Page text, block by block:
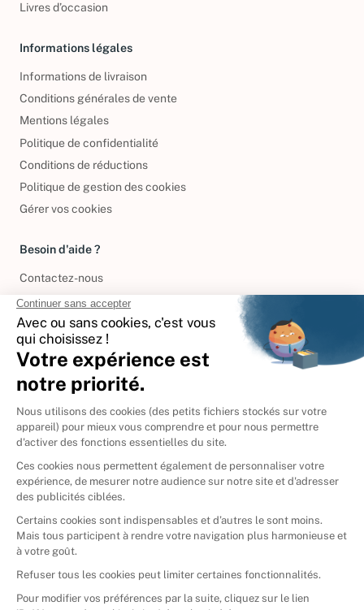
Livres d’occasion
Informations légales
Informations de livraison
Conditions générales de vente
Mentions légales
Politique de confidentialité
Conditions de réductions
Politique de gestion des cookies
Gérer vos cookies
Besoin d'aide ?
Contactez-nous
International
🇪🇸Espagne
🇮🇹Italie
Donner vos livres